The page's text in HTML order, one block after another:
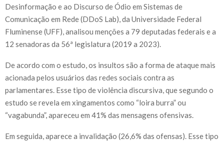
Desinformação e ao Discurso de Ódio em Sistemas de
Comunicação em Rede (DDoS Lab), da Universidade Federal
Fluminense (UFF), analisou menções a 79 deputadas federais e a
12 senadoras da 56ª legislatura (2019 a 2023).
De acordo com o estudo, os insultos são a forma de ataque mais
acionada pelos usuários das redes sociais contra as
parlamentares. Esse tipo de violência discursiva, que segundo o
estudo se revela em xingamentos como “loira burra” ou
“vagabunda”, apareceu em 41% das mensagens ofensivas.
Em seguida, aparece a invalidação (26,6% das ofensas). Esse tipo